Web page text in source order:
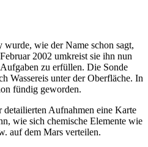
wurde, wie der Name schon sagt,
2002 umkreist sie ihn nun
zu erfüllen. Die Sonde
Wassereis unter der Oberfläche. In
fündig geworden.
Aufnahmen eine Karte
wie sich chemische Elemente wie
auf dem Mars verteilen.